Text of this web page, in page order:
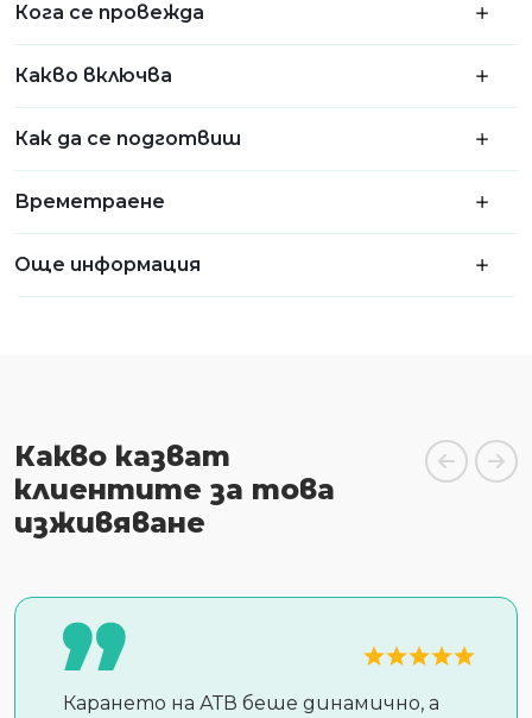
Кога се провежда
Какво включва
Как да се подготвиш
Времетраене
Още информация
Какво казват
клиентите за това
изживяване
Карането на АТВ беше динамично, а